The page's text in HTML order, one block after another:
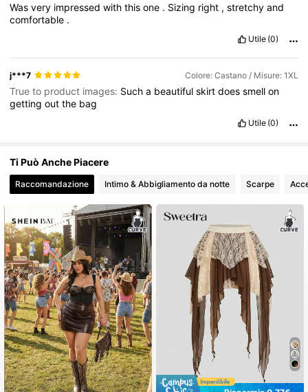
Wasvery impressedwiththisone . Sizing right ,stretchyand
comfortable .
Utile (0)
j***7 Colore: Castano / Misure: 1XL
True to product images: Sucha beautifulskirtdoessmellon
gettingoutthe bag
Utile (0)
Ti Può Anche Piacere
Raccomandazione Intimo & Abbigliamento da notte Scarpe